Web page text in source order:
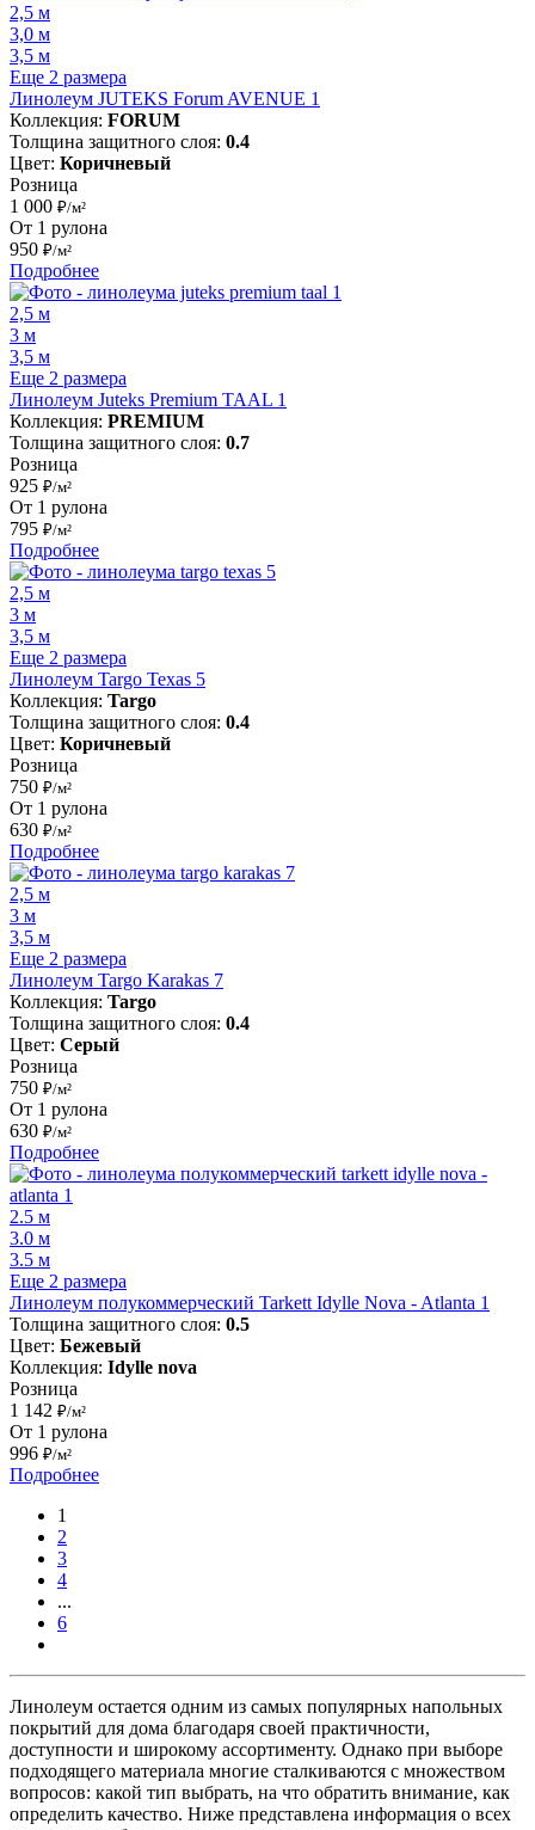
2,5 м
3,0 м
3,5 м
Еще 2 размера
Линолеум JUTEKS Forum AVENUE 1
Коллекция: FORUM
Толщина защитного слоя: 0.4
Цвет: Коричневый
Розница
1 000 ₽/м²
От 1 рулона
950 ₽/м²
Подробнее
2,5 м
3 м
3,5 м
Еще 2 размера
Линолеум Juteks Premium TAAL 1
Коллекция: PREMIUM
Толщина защитного слоя: 0.7
Розница
925 ₽/м²
От 1 рулона
795 ₽/м²
Подробнее
2,5 м
3 м
3,5 м
Еще 2 размера
Линолеум Targo Texas 5
Коллекция: Targo
Толщина защитного слоя: 0.4
Цвет: Коричневый
Розница
750 ₽/м²
От 1 рулона
630 ₽/м²
Подробнее
2,5 м
3 м
3,5 м
Еще 2 размера
Линолеум Targo Karakas 7
Коллекция: Targo
Толщина защитного слоя: 0.4
Цвет: Серый
Розница
750 ₽/м²
От 1 рулона
630 ₽/м²
Подробнее
2.5 м
3.0 м
3.5 м
Еще 2 размера
Линолеум полукоммерческий Tarkett Idylle Nova - Atlanta 1
Толщина защитного слоя: 0.5
Цвет: Бежевый
Коллекция: Idylle nova
Розница
1 142 ₽/м²
От 1 рулона
996 ₽/м²
Подробнее
1
2
3
4
...
6
Линолеум остается одним из самых популярных напольных
покрытий для дома благодаря своей практичности,
доступности и широкому ассортименту. Однако при выборе
подходящего материала многие сталкиваются с множеством
вопросов: какой тип выбрать, на что обратить внимание, как
определить качество. Ниже представлена информация о всех